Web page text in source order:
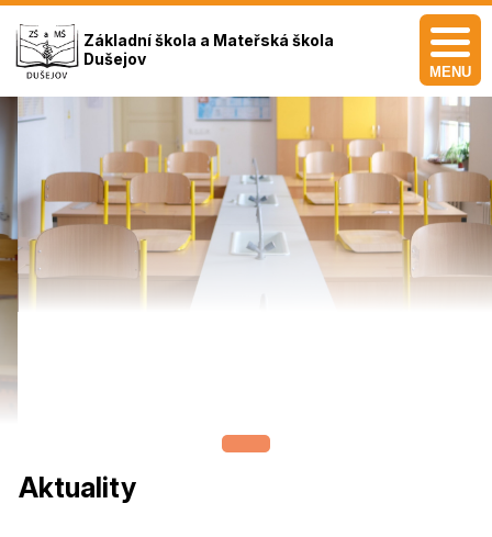
Základní škola a Mateřská škola
Dušejov
MENU
Aktuality